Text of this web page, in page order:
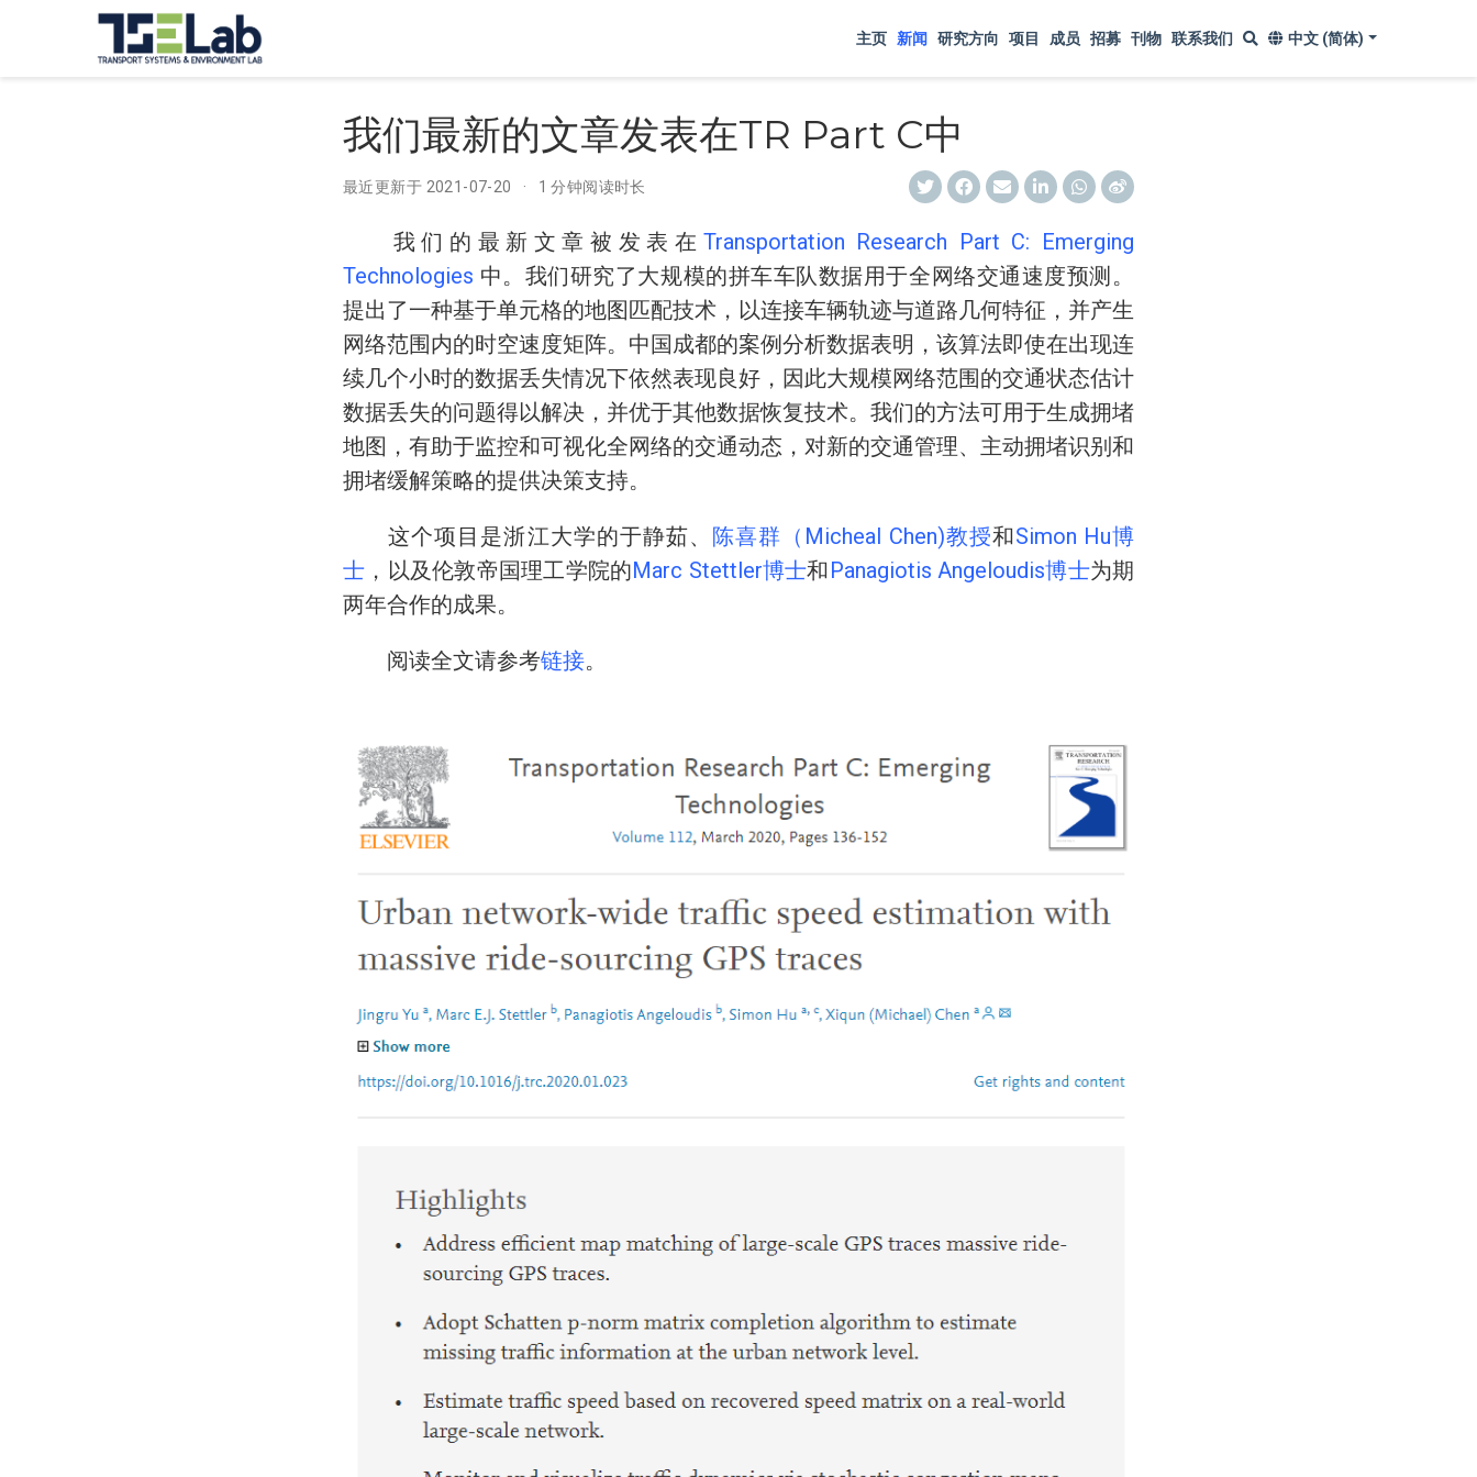
主页 新闻 研究方向 项目 成员 招募 刊物 联系我们 中文 (简体)
我们最新的文章发表在TR Part C中
最近更新于 2021-07-20 1 分钟阅读时长
我们的最新文章被发表在 Transportation Research Part C: Emerging
Technologies 中。我们研究了大规模的拼车车队数据用于全网络交通速度预测。
提出了一种基于单元格的地图匹配技术，以连接车辆轨迹与道路几何特征，并产生
网络范围内的时空速度矩阵。中国成都的案例分析数据表明，该算法即使在出现连
续几个小时的数据丢失情况下依然表现良好，因此大规模网络范围的交通状态估计
数据丢失的问题得以解决，并优于其他数据恢复技术。我们的方法可用于生成拥堵
地图，有助于监控和可视化全网络的交通动态，对新的交通管理、主动拥堵识别和
拥堵缓解策略的提供决策支持。
这个项目是浙江大学的于静茹、 陈喜群（Micheal Chen)教授和Simon Hu博
士 ，以及伦敦帝国理工学院的Marc Stettler博士和Panagiotis Angeloudis博士为期
两年合作的成果。
阅读全文请参考链接。